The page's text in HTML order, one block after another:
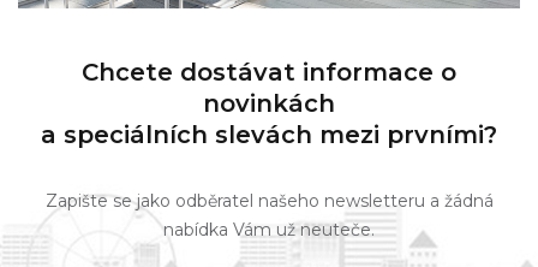
Chcete dostávat informace o
novinkách
a speciálních slevách mezi prvními?
Zapište se jako odběratel našeho newsletteru a žádná
nabídka Vám už neuteče.